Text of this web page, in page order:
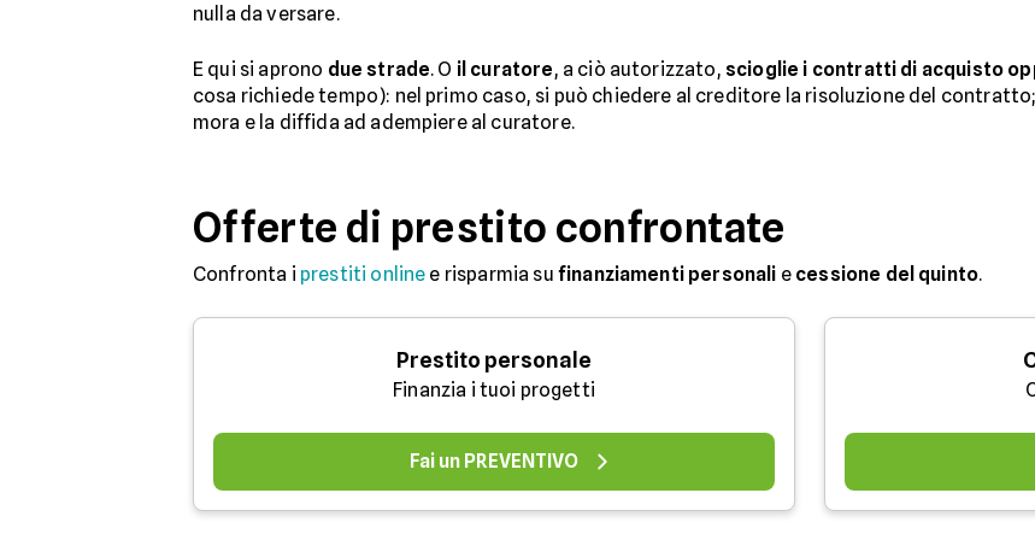
nulla da versare.
E qui si aprono due strade. O il curatore, a ciò autorizzato, scioglie i contratti di acquisto
cosa richiede tempo): nel primo caso, si può chiedere al creditore la risoluzione del
mora e la diffida ad adempiere al curatore.
Offerte di prestito confrontate
Confronta i prestiti online e risparmia su finanziamenti personali e cessione del quinto.
Prestito personale
Finanzia i tuoi progetti
Fai un PREVENTIVO